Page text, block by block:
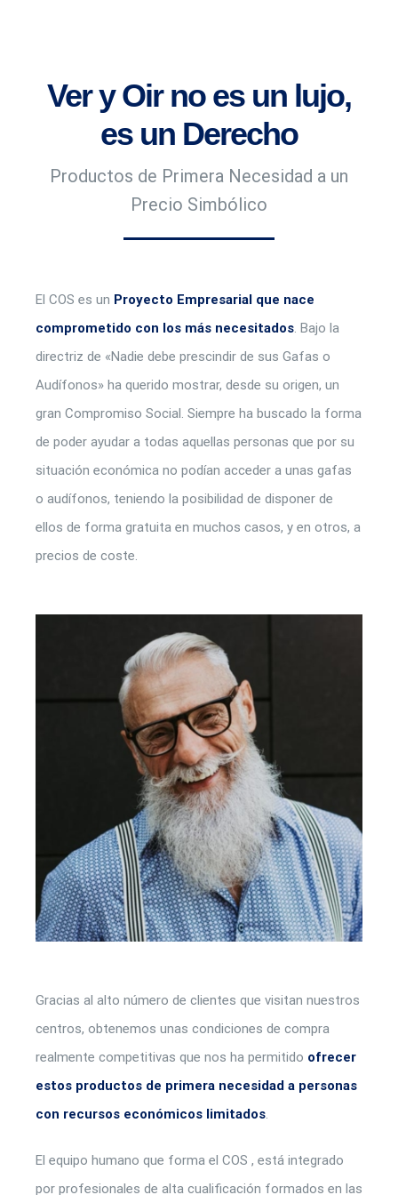
Ver y Oir no es un lujo,
es un Derecho
Productos de Primera Necesidad a un
Precio Simbólico
El COS es un Proyecto Empresarial que nace
comprometido con los más necesitados. Bajo la
directriz de «Nadie debe prescindir de sus Gafas o
Audífonos» ha querido mostrar, desde su origen, un
gran Compromiso Social. Siempre ha buscado la forma
de poder ayudar a todas aquellas personas que por su
situación económica no podían acceder a unas gafas
o audífonos, teniendo la posibilidad de disponer de
ellos de forma gratuita en muchos casos, y en otros, a
precios de coste.
Gracias al alto número de clientes que visitan nuestros
centros, obtenemos unas condiciones de compra
realmente competitivas que nos ha permitido ofrecer
estos productos de primera necesidad a personas
con recursos económicos limitados.
El equipo humano que forma el COS , está integrado
por profesionales de alta cualificación formados en las